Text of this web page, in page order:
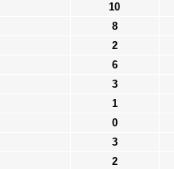
10
8
2
6
3
1
0
3
2